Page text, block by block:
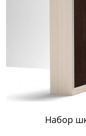
Набор